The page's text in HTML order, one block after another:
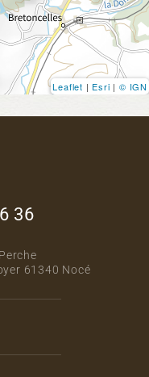
Leaflet | Esri | © IGN
36
61340 Nocé